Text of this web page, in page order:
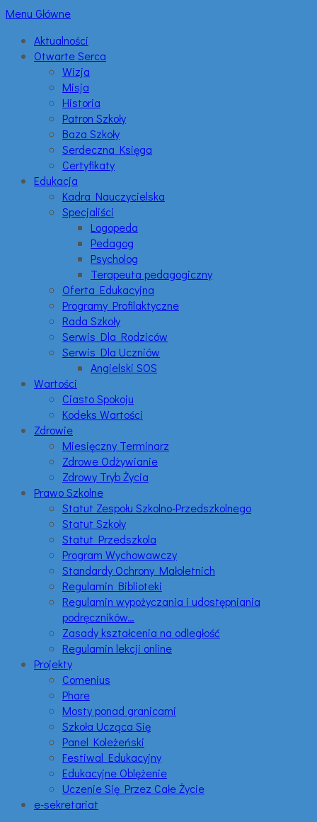
Menu Główne
Aktualności
Otwarte Serca
Wizja
Misja
Historia
Patron Szkoły
Baza Szkoły
Serdeczna Księga
Certyfikaty
Edukacja
Kadra Nauczycielska
Specjaliści
Logopeda
Pedagog
Psycholog
Terapeuta pedagogiczny
Oferta Edukacyjna
Programy Profilaktyczne
Rada Szkoły
Serwis Dla Rodziców
Serwis Dla Uczniów
Angielski SOS
Wartości
Ciasto Spokoju
Kodeks Wartości
Zdrowie
Miesięczny Terminarz
Zdrowe Odżywianie
Zdrowy Tryb Życia
Prawo Szkolne
Statut Zespołu Szkolno-Przedszkolnego
Statut Szkoły
Statut Przedszkola
Program Wychowawczy
Standardy Ochrony Małoletnich
Regulamin Biblioteki
Regulamin wypożyczania i udostępniania
podręczników…
Zasady kształcenia na odległość
Regulamin lekcji online
Projekty
Comenius
Phare
Mosty ponad granicami
Szkoła Ucząca Się
Panel Koleżeński
Festiwal Edukacyjny
Edukacyjne Oblężenie
Uczenie Się Przez Całe Życie
e-sekretariat